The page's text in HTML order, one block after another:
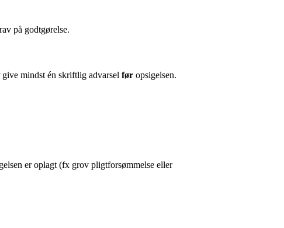
på godtgørelse.
give mindst én skriftlig advarsel før opsigelsen.
er oplagt (fx grov pligtforsømmelse eller